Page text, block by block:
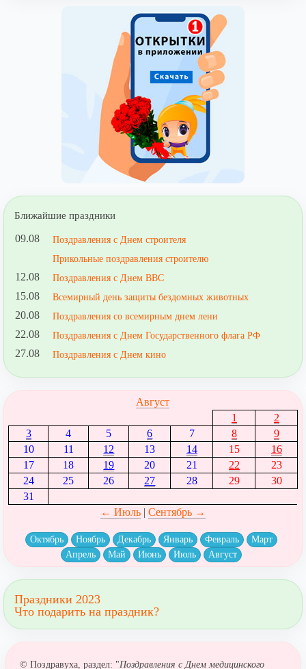
Ближайшие праздники
09.08
Поздравления с Днем строителя
Прикольные поздравления строителю
12.08 Поздравления с Днем ВВС
15.08 Всемирный день защиты бездомных животных
20.08 Поздравления со всемирным днем лени
22.08 Поздравления с Днем Государственного флага РФ
27.08 Поздравления с Днем кино
Август
1
2
3
4 5 6 7 8
9
10
11 12 13 14 15
16
17
18 19 20 21 22
23
24
25 26 27 28 29
30
31
← Июль| Сентябрь →
Октябрь Ноябрь Декабрь Январь Февраль
Март
Апрель
Май Июнь Июль Август
Праздники 2023
Что подарить на праздник?
© Поздравуха, раздел: "Поздравления с Днем медицинского